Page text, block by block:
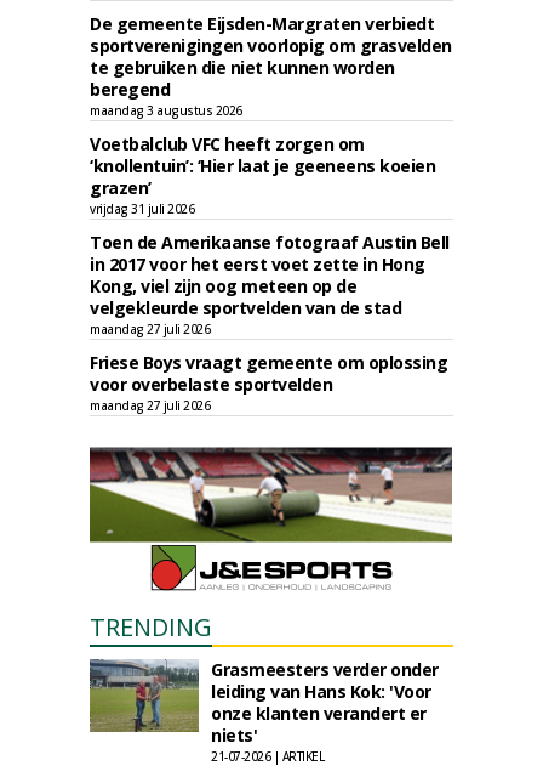
De gemeente Eijsden-Margraten verbiedt
sportverenigingen voorlopig om grasvelden
te gebruiken die niet kunnen worden
beregend
maandag 3 augustus 2026
Voetbalclub VFC heeft zorgen om
‘knollentuin’: ‘Hier laat je geeneens koeien
grazen’
vrijdag 31 juli 2026
Toen de Amerikaanse fotograaf Austin Bell
in 2017 voor het eerst voet zette in Hong
Kong, viel zijn oog meteen op de
velgekleurde sportvelden van de stad
maandag 27 juli 2026
Friese Boys vraagt gemeente om oplossing
voor overbelaste sportvelden
maandag 27 juli 2026
TRENDING
Grasmeesters verder onder
leiding van Hans Kok: 'Voor
onze klanten verandert er
niets'
21-07-2026 | ARTIKEL